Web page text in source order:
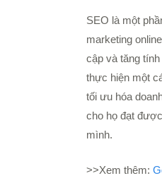
SEO là một
marketing
cập và tăng
thực hiện một
tối ưu hóa
cho họ đạt
mình.
>>Xem thêm: